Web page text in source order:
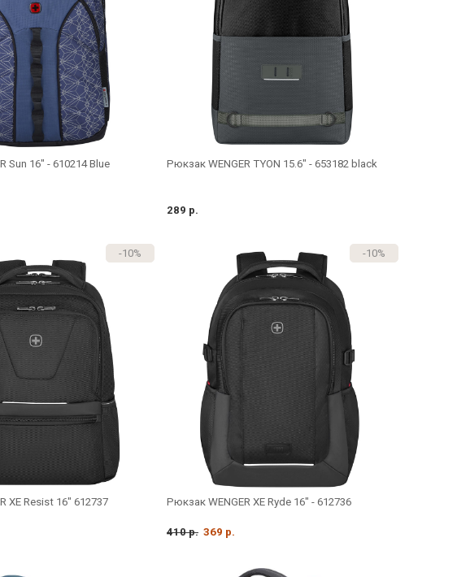
Sun 16" - 610214 Blue Рюкзак WENGER TYON 15.6" - 653182 black
289 р.
-10%
XE Resist 16" 612737
-10%
Рюкзак WENGER XE Ryde 16" - 612736
410 р. 369 р.